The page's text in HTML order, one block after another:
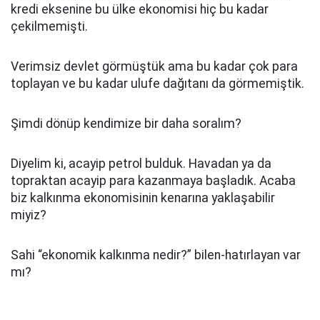
kredi eksenine bu ülke ekonomisi hiç bu kadar
çekilmemişti.
Verimsiz devlet görmüştük ama bu kadar çok para
toplayan ve bu kadar ulufe dağıtanı da görmemiştik.
Şimdi dönüp kendimize bir daha soralım?
Diyelim ki, acayip petrol bulduk. Havadan ya da
topraktan acayip para kazanmaya başladık. Acaba
biz kalkınma ekonomisinin kenarına yaklaşabilir
miyiz?
Sahi “ekonomik kalkınma nedir?” bilen-hatırlayan var
mı?